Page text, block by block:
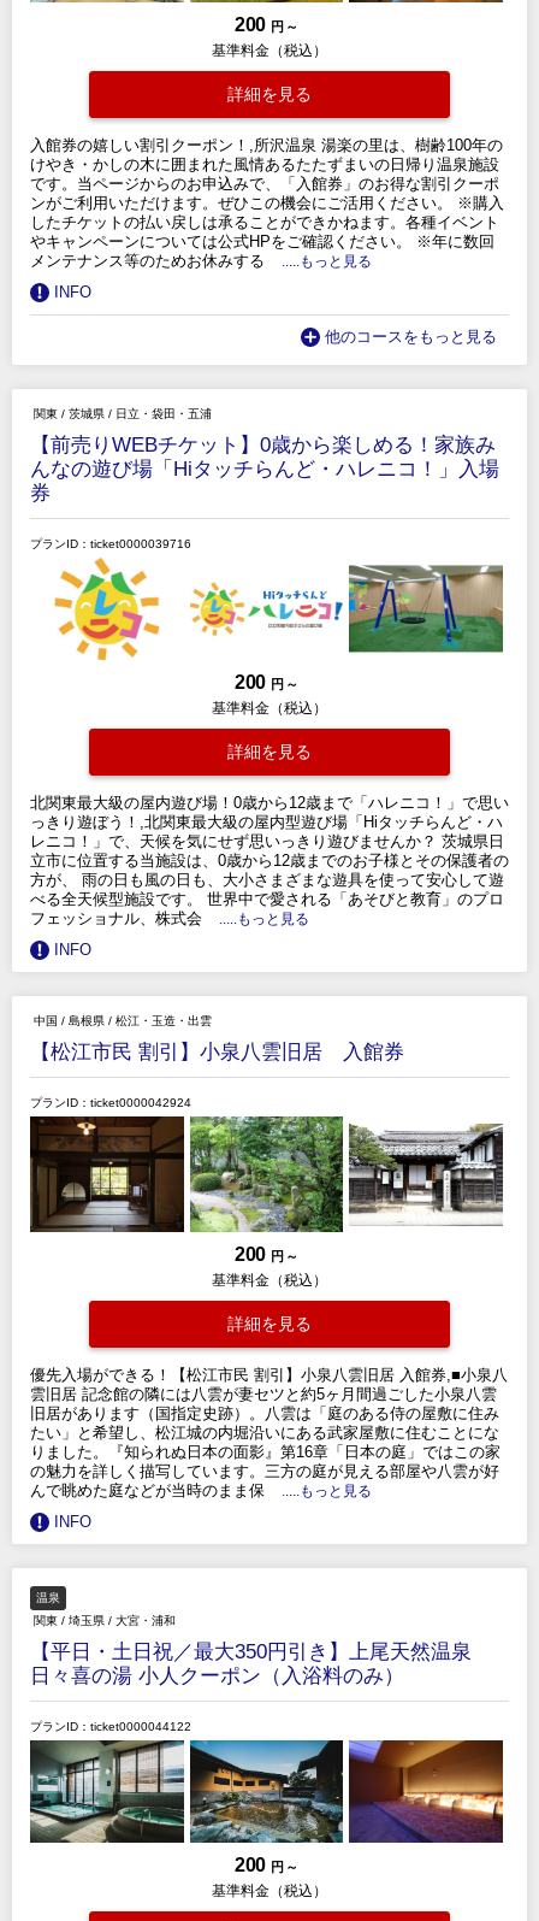
200 円 ～
基準料金（税込）
詳細を見る
入館券の嬉しい割引クーポン！,所沢温泉 湯楽の里は、樹齢100年の
けやき・かしの木に囲まれた風情あるたたずまいの日帰り温泉施設
です。当ページからのお申込みで、「入館券」のお得な割引クーポ
ンがご利用いただけます。ぜひこの機会にご活用ください。 ※購入
したチケットの払い戻しは承ることができかねます。各種イベント
やキャンペーンについては公式HPをご確認ください。 ※年に数回
メンテナンス等のためお休みする
.....もっと見る
INFO
他のコースをもっと見る
関東 / 茨城県 / 日立・袋田・五浦
【前売りWEBチケット】0歳から楽しめる！家族み
んなの遊び場「Hiタッチらんど・ハレニコ！」入場
券
プランID：ticket0000039716
200 円 ～
基準料金（税込）
詳細を見る
北関東最大級の屋内遊び場！0歳から12歳まで「ハレニコ！」で思い
っきり遊ぼう！,北関東最大級の屋内型遊び場「Hiタッチらんど・ハ
レニコ！」で、天候を気にせず思いっきり遊びませんか？ 茨城県日
立市に位置する当施設は、0歳から12歳までのお子様とその保護者の
方が、 雨の日も風の日も、大小さまざまな遊具を使って安心して遊
べる全天候型施設です。 世界中で愛される「あそびと教育」のプロ
フェッショナル、株式会
.....もっと見る
INFO
中国 / 島根県 / 松江・玉造・出雲
【松江市民 割引】小泉八雲旧居 入館券
プランID：ticket0000042924
200 円 ～
基準料金（税込）
詳細を見る
優先入場ができる！【松江市民 割引】小泉八雲旧居 入館券,■小泉八
雲旧居 記念館の隣には八雲が妻セツと約5ヶ月間過ごした小泉八雲
旧居があります（国指定史跡）。八雲は「庭のある侍の屋敷に住み
たい」と希望し、松江城の内堀沿いにある武家屋敷に住むことにな
りました。『知られぬ日本の面影』第16章「日本の庭」ではこの家
の魅力を詳しく描写しています。三方の庭が見える部屋や八雲が好
んで眺めた庭などが当時のまま保
.....もっと見る
INFO
温泉
関東 / 埼玉県 / 大宮・浦和
【平日・土日祝／最大350円引き】上尾天然温泉
日々喜の湯 小人クーポン（入浴料のみ）
プランID：ticket0000044122
200 円 ～
基準料金（税込）